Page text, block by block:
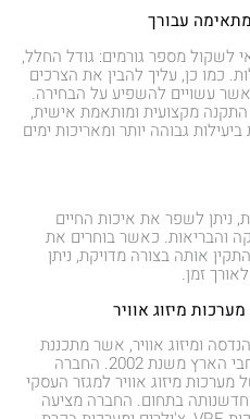
עבורך
לשקול מספר גורמים: גודל החלל,
כמו כן, עליך להבין את הצרכים
עשויים להשפיע על הבחירה.
מקצועית ומותאמת אישית,
גבוהה יותר ומאריכות ימים
ניתן לשפר את איכות החיים
והבריאות. כאשר בוחרים את
אותה בצורה מדויקת, ניתן
זמן.
מיזוג אוויר
ומיזוג אוויר, אשר מתכננת
ומבצעת מערכות מיזוג אוויר בכל רחבי הארץ משנת 2002. החברה
מיזוג אוויר למגזר העסקי
בתחום. החברה מציעה